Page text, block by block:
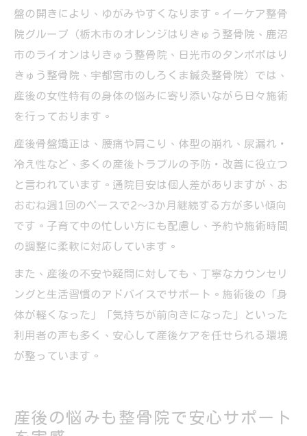
盤の開きにより、ゆがみやすくなります。イーケア整骨
院グループ（栃木市のオレンジはりきゅう整骨院、鹿沼
市のライオンはりきゅう整骨院、日光市のタンポポはり
きゅう整骨院、宇都宮市のしろくま鍼灸整骨院）では、
産後の女性特有の身体の悩みに寄り添いながら日々施術
を行っております。
産後骨盤矯正は、腰痛や肩こり、体型の崩れ、尿漏れ・
冷え性など、多くの産後トラブルの予防・改善に役立つ
と言われています。通院目安は個人差がありますが、お
おむね週1回のペースで2〜3か月継続する方が多い傾向
です。子育て中の忙しい方にも配慮し、予約や施術時間
の調整に柔軟に対応しています。
また、産後の不安や疑問に対しても、丁寧なカウンセリ
ングと生活習慣のアドバイスでサポート。施術後の「身
体が軽くなった」「気持ちが前向きになった」といった
利用者の声も多く、安心して産後ケアを任せられる環境
が整っています。
産後の悩みも整骨院で安心サポート